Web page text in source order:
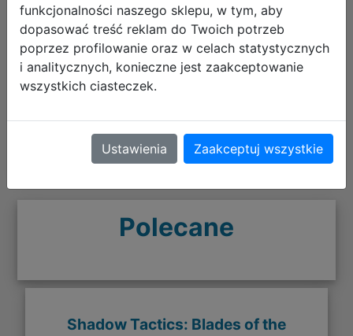
Klucz działa bez zarzutu, nie jest to także tzw.
"ruski klucz" wymagający VPN, więc polecam
Dominik
Polecane
Shadow Tactics: Blades of the
funkcjonalności naszego sklepu, w tym, aby
dopasować treść reklam do Twoich potrzeb
poprzez profilowanie oraz w celach statystycznych
i analitycznych, konieczne jest zaakceptowanie
wszystkich ciasteczek.
Ustawienia Zaakceptuj wszystkie